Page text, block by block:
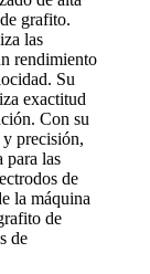
grafito.
las
rendimiento
Su
exactitud
Con su
precisión,
para las
de
la máquina
de
de